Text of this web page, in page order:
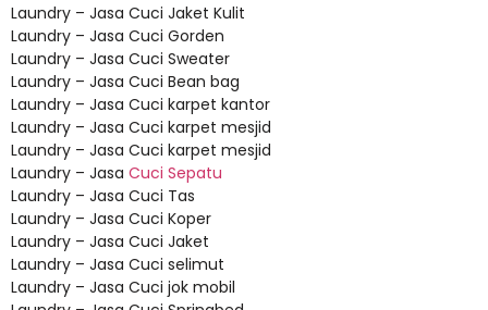
Laundry – Jasa Cuci Jaket Kulit
Laundry – Jasa Cuci Gorden
Laundry – Jasa Cuci Sweater
Laundry – Jasa Cuci Bean bag
Laundry – Jasa Cuci karpet kantor
Laundry – Jasa Cuci karpet mesjid
Laundry – Jasa Cuci karpet mesjid
Laundry – Jasa Cuci Sepatu
Laundry – Jasa Cuci Tas
Laundry – Jasa Cuci Koper
Laundry – Jasa Cuci Jaket
Laundry – Jasa Cuci selimut
Laundry – Jasa Cuci jok mobil